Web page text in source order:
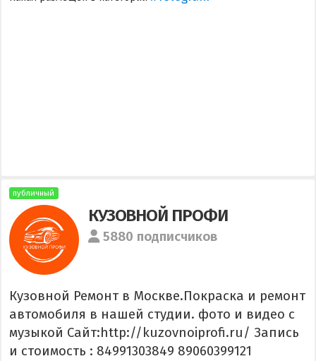
публичный
КУЗОВНОЙ ПРОФИ
5880 подписчиков
Кузовной Ремонт в Москве.Покраска и ремонт
автомобиля в нашей студии. фото и видео с
музыкой Сайт:http://kuzovnoiprofi.ru/ Запись
и стоимость : 84991303849 89060399121